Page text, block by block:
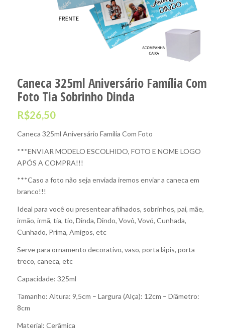
Caneca 325ml Aniversário Família Com
Foto Tia Sobrinho Dinda
R$26,50
Caneca 325ml Aniversário Família Com Foto
***ENVIAR MODELO ESCOLHIDO, FOTO E NOME LOGO
APÓS A COMPRA!!!
***Caso a foto não seja enviada iremos enviar a caneca em
branco!!!
Ideal para você ou presentear afilhados, sobrinhos, pai, mãe,
irmão, irmã, tia, tio, Dinda, Dindo, Vovô, Vovó, Cunhada,
Cunhado, Prima, Amigos, etc
Serve para ornamento decorativo, vaso, porta lápis, porta
treco, caneca, etc
Capacidade: 325ml
Tamanho: Altura: 9,5cm – Largura (Alça): 12cm – Diâmetro:
8cm
Material: Cerâmica